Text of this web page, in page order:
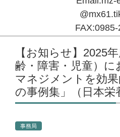
コンテンツに移動
【お知らせ】2025
齢・障害・児童）に
マネジメントを効
の事例集」（日本栄
事務局